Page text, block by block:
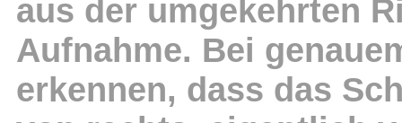
aus der umgekehrten
Aufnahme. Bei
erkennen, dass das